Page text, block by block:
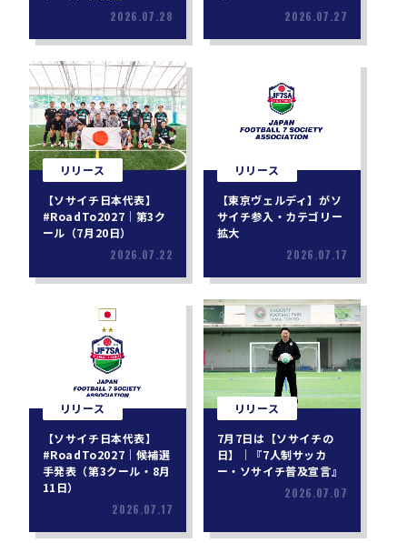
2026.07.28
2026.07.27
リリース
【ソサイチ日本代表】
#RoadTo2027｜第3ク
ール（7月20日）
2026.07.22
リリース
【東京ヴェルディ】がソ
サイチ参入・カテゴリー
拡大
2026.07.17
リリース
【ソサイチ日本代表】
#RoadTo2027｜候補選
手発表（第3クール・8月
11日）
2026.07.17
リリース
7月7日は【ソサイチの
日】｜『7人制サッカ
ー・ソサイチ普及宣言』
2026.07.07